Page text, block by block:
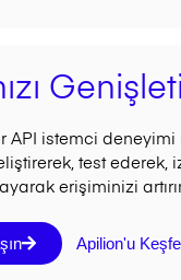
API istemci deneyimi
test ederek,
erişiminizi
Apilion'u